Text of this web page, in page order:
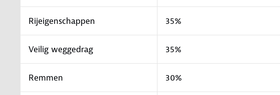
Rijeigenschappen 35%
Veilig weggedrag 35%
Remmen 30%